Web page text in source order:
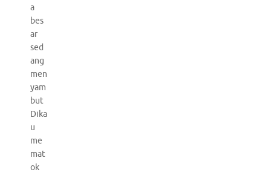
a
bes
ar
sed
ang
men
yam
but
Dika
u
me
mat
ok